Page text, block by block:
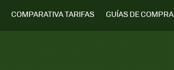
COMPARATIVA TARIFAS
GUÍAS DE COMPRA